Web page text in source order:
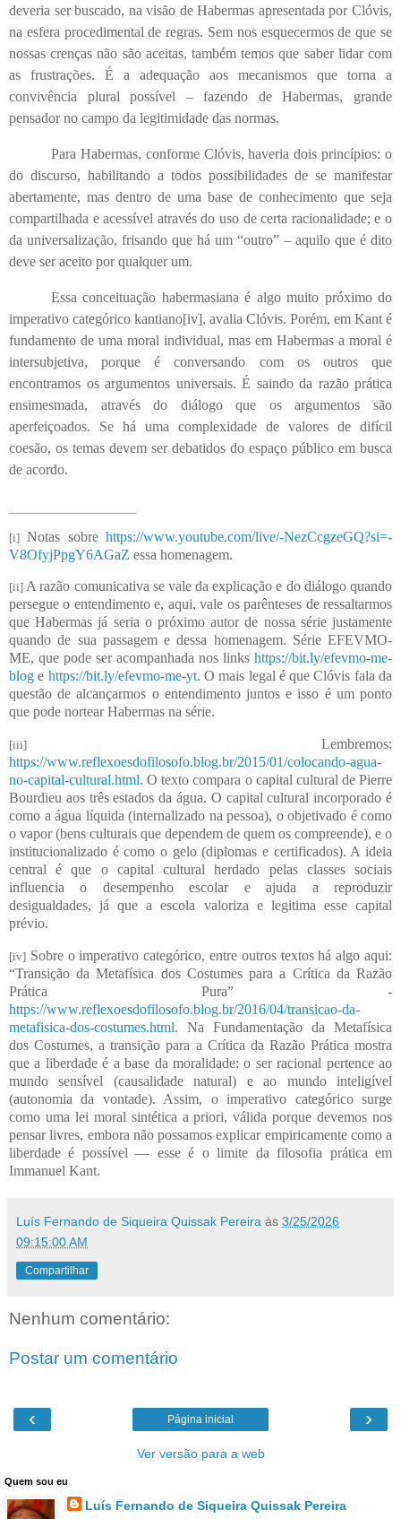
deveria ser buscado, na visão de Habermas apresentada por Clóvis,
na esfera procedimental de regras. Sem nos esquecermos de que se
nossas crenças não são aceitas, também temos que saber lidar com
as frustrações. É a adequação aos mecanismos que torna a
convivência plural possível – fazendo de Habermas, grande
pensador no campo da legitimidade das normas.
Para Habermas, conforme Clóvis, haveria dois princípios: o
do discurso, habilitando a todos possibilidades de se manifestar
abertamente, mas dentro de uma base de conhecimento que seja
compartilhada e acessível através do uso de certa racionalidade; e o
da universalização, frisando que há um “outro” – aquilo que é dito
deve ser aceito por qualquer um.
Essa conceituação habermasiana é algo muito próximo do
imperativo categórico kantiano[iv], avalia Clóvis. Porém, em Kant é
fundamento de uma moral individual, mas em Habermas a moral é
intersubjetiva, porque é conversando com os outros que
encontramos os argumentos universais. É saindo da razão prática
ensimesmada, através do diálogo que os argumentos são
aperfeiçoados. Se há uma complexidade de valores de difícil
coesão, os temas devem ser debatidos do espaço público em busca
de acordo.
[i] Notas sobre https://www.youtube.com/live/-NezCcgzeGQ?si=-
V8OfyjPpgY6AGaZ essa homenagem.
[ii] A razão comunicativa se vale da explicação e do diálogo quando
persegue o entendimento e, aqui, vale os parênteses de ressaltarmos
que Habermas já seria o próximo autor de nossa série justamente
quando de sua passagem e dessa homenagem. Série EFEVMO-
ME, que pode ser acompanhada nos links https://bit.ly/efevmo-me-
blog e https://bit.ly/efevmo-me-yt. O mais legal é que Clóvis fala da
questão de alcançarmos o entendimento juntos e isso é um ponto
que pode nortear Habermas na série.
[iii] Lembremos:
https://www.reflexoesdofilosofo.blog.br/2015/01/colocando-agua-
no-capital-cultural.html. O texto compara o capital cultural de Pierre
Bourdieu aos três estados da água. O capital cultural incorporado é
como a água líquida (internalizado na pessoa), o objetivado é como
o vapor (bens culturais que dependem de quem os compreende), e o
institucionalizado é como o gelo (diplomas e certificados). A ideia
central é que o capital cultural herdado pelas classes sociais
influencia o desempenho escolar e ajuda a reproduzir
desigualdades, já que a escola valoriza e legitima esse capital
prévio.
[iv] Sobre o imperativo categórico, entre outros textos há algo aqui:
“Transição da Metafísica dos Costumes para a Crítica da Razão
Prática Pura” -
https://www.reflexoesdofilosofo.blog.br/2016/04/transicao-da-
metafisica-dos-costumes.html. Na Fundamentação da Metafísica
dos Costumes, a transição para a Crítica da Razão Prática mostra
que a liberdade é a base da moralidade: o ser racional pertence ao
mundo sensível (causalidade natural) e ao mundo inteligível
(autonomia da vontade). Assim, o imperativo categórico surge
como uma lei moral sintética a priori, válida porque devemos nos
pensar livres, embora não possamos explicar empiricamente como a
liberdade é possível — esse é o limite da filosofia prática em
Immanuel Kant.
Luís Fernando de Siqueira Quissak Pereira às 3/25/2026
09:15:00 AM
Compartilhar
Nenhum comentário:
Postar um comentário
‹ ›
Página inicial
Ver versão para a web
Quem sou eu
Luís Fernando de Siqueira Quissak Pereira